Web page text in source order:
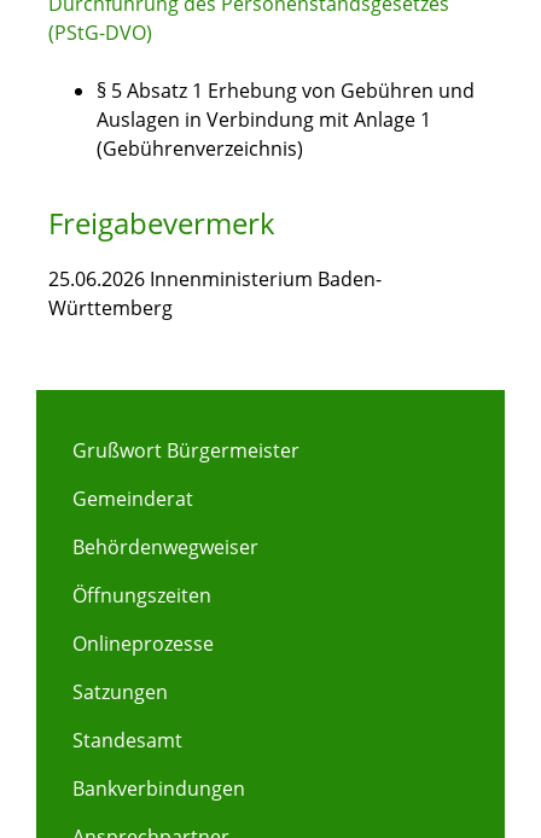
(PStG-DVO)
§ 5 Absatz 1 Erhebung von Gebühren und
Auslagen in Verbindung mit Anlage 1
(Gebührenverzeichnis)
Freigabevermerk
25.06.2026 Innenministerium Baden-
Württemberg
Grußwort Bürgermeister
Gemeinderat
Behördenwegweiser
Öffnungszeiten
Onlineprozesse
Satzungen
Standesamt
Bankverbindungen